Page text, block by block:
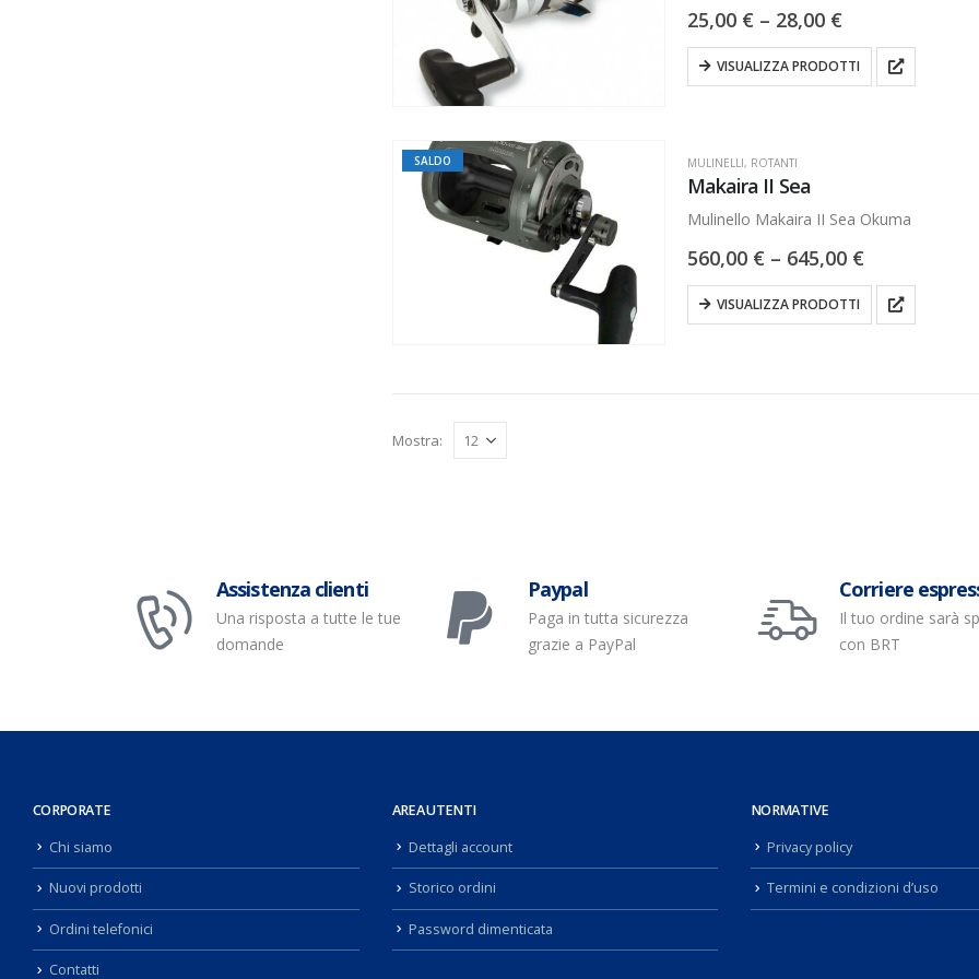
25,00 €– 28,00 €
VISUALIZZA PRODOTTI
SALDO MULINELLI, ROTANTI
Makaira II Sea
Mulinello Makaira II Sea Okuma
560,00 €– 645,00 €
VISUALIZZA PRODOTTI
Mostra:
Assistenza clienti
Una risposta a tutte le tue
domande
Paypal
Paga in tutta sicurezza
grazie a PayPal
Corriere
Il tuo ordine sarà
con BRT
CORPORATE
Chi siamo
Nuovi prodotti
Ordini telefonici
Contatti
AREA UTENTI
Dettagli account
Storico ordini
Password dimenticata
NORMATIVE
Privacy policy
Termini e condizioni d’uso